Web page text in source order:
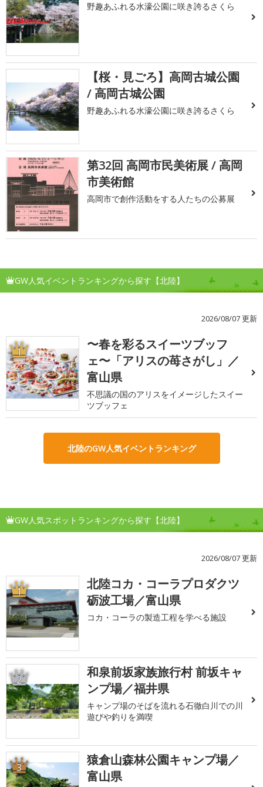
野趣あふれる水濠公園に咲き誇るさくら
【桜・見ごろ】高岡古城公園
/ 高岡古城公園
野趣あふれる水濠公園に咲き誇るさくら
第32回 高岡市民美術展 / 高岡
市美術館
高岡市で創作活動をする人たちの公募展
GW人気イベントランキングから探す【北陸】
2026/08/07 更新
1
〜春を彩るスイーツブッフ
ェ〜「アリスの苺さがし」／
富山県
不思議の国のアリスをイメージしたスイー
ツブッフェ
北陸のGW人気イベントランキング
GW人気スポットランキングから探す【北陸】
2026/08/07 更新
1
北陸コカ・コーラプロダクツ
砺波工場／富山県
コカ・コーラの製造工程を学べる施設
2
和泉前坂家族旅行村 前坂キャ
ンプ場／福井県
キャンプ場のそばを流れる石徹白川での川
遊びや釣りを満喫
3
猿倉山森林公園キャンプ場／
富山県